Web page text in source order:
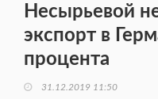
Несырьевой
экспорт в
процента
31.12.2019 11:50